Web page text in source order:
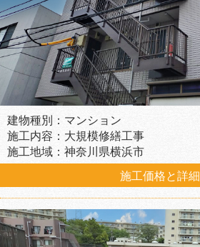
建物種別：マンション
施工内容：大規模修繕工事
施工地域：神奈川県横浜市
施工価格と詳細